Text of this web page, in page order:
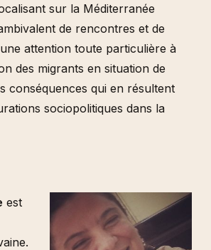
sur la Méditerranée
de rencontres et de
attention toute particulière à
des migrants en situation de
conséquences qui en résultent
sociopolitiques dans la
est